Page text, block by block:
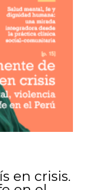
en crisis.